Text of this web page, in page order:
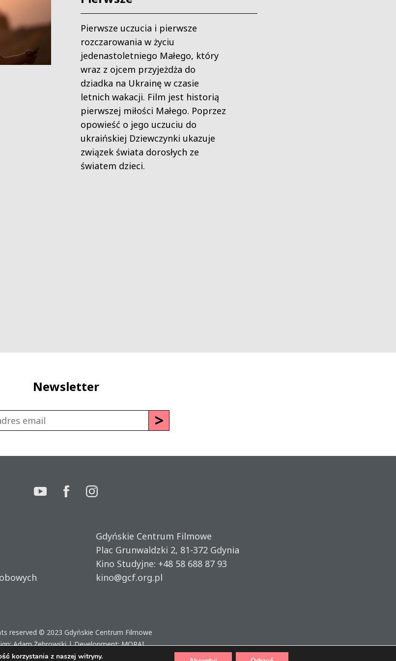
Pierwsze uczucia i pierwsze
rozczarowania w życiu
jedenastoletniego Małego, który
wraz z ojcem przyjeżdża do
dziadka na Ukrainę w czasie
letnich wakacji. Film jest historią
pierwszej miłości Małego. Poprzez
opowieść o jego uczuciu do
ukraińskiej Dziewczynki ukazuje
związek świata dorosłych ze
światem dzieci.
Newsletter
Gdyńskie Centrum Filmowe
Plac Grunwaldzki 2, 81-372 Gdynia
Kino Studyjne: +48 58 688 87 93
kino@gcf.org.pl
reserved © 2023 Gdyńskie Centrum Filmowe
Adam Żebrowski | Development:MORAI
korzystania z naszej witryny.